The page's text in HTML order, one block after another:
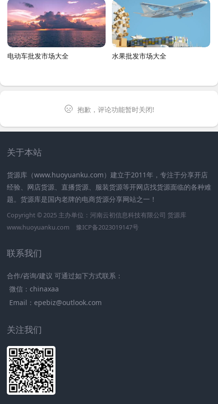
电动车批发市场大全 水果批发市场大全
抱歉，评论功能暂时关闭!
关于本站
货源库（www.huoyuanku.com）建立于2011年，专注于分享开店
经验、网店货源、直播货源、服装货源等开网店找货源面临的各种难
题。货源库是国内老牌的电商货源分享网站之一！
Copyright © 2025 主办单位：河南云初信息科技有限公司 货源库
www.huoyuanku.com
豫ICP备2023019147号
联系我们
合作/咨询/建议 可通过如下方式联系：
微信：chinaxaa
Email：epebiz@outlook.com
关注我们